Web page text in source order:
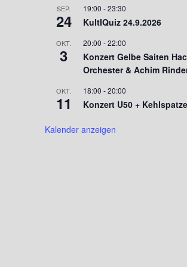
SEP.
24
19:00 -23:30
KultIQuiz 24.9.2026
OKT.
3
20:00 -22:00
Konzert Gelbe Saiten
Orchester & Achim
OKT.
11
18:00 -20:00
Konzert U50 +
Kalender anzeigen